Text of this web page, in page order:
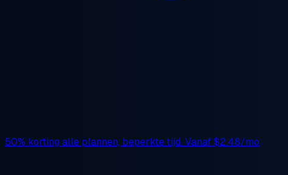
50% korting alle plannen, beperkte tijd. Vanaf$2.48/mo